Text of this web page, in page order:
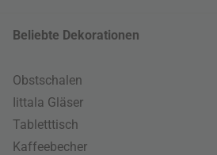
Beliebte Dekorationen
Obstschalen
Iittala Gläser
Tabletttisch
Kaffeebecher